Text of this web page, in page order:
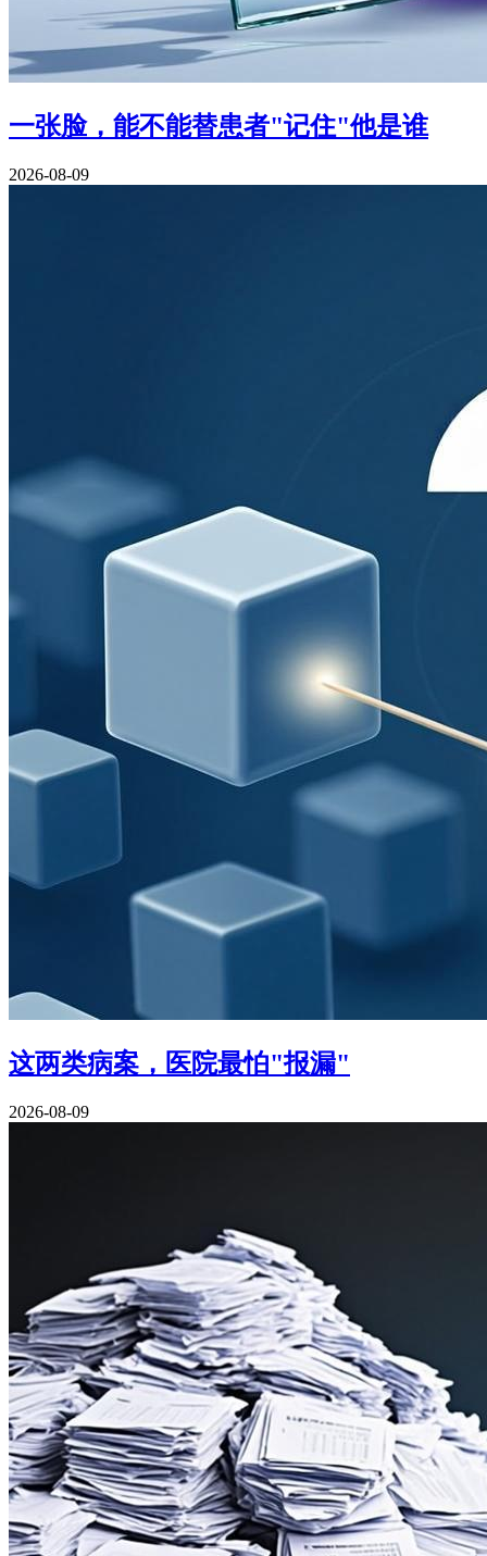
一张脸，能不能替患者"记住"他是谁
2026-08-09
这两类病案，医院最怕"报漏"
2026-08-09